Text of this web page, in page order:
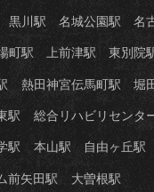
黒川駅 名城公園駅 名
町駅 上前津駅 東別院
熱田神宮伝馬町駅 堀
駅 総合リハビリセンタ
駅 本山駅 自由ヶ丘駅
前矢田駅 大曽根駅